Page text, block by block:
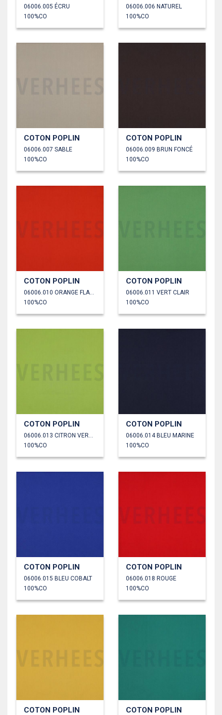
06006.005 ÉCRU
100%CO
06006.006 NATUREL
100%CO
COTON POPLIN
06006.007 SABLE
100%CO
COTON POPLIN
06006.009 BRUN FONCÉ
100%CO
COTON POPLIN
100%CO
COTON POPLIN
06006.011 VERT CLAIR
100%CO
COTON POPLIN
100%CO
COTON POPLIN
06006.014 BLEU MARINE
100%CO
COTON POPLIN
06006.015 BLEU COBALT
100%CO
COTON POPLIN
06006.018 ROUGE
100%CO
COTON POPLIN COTON POPLIN